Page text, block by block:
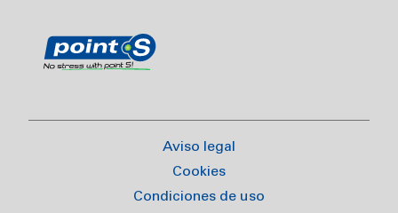
Aviso legal
Cookies
Condiciones de uso